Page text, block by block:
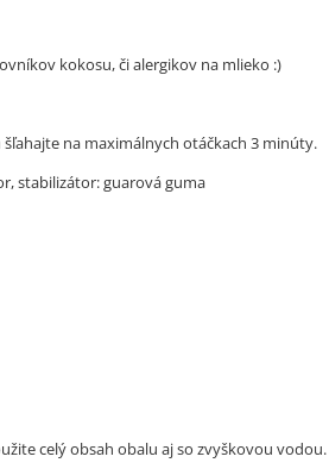
kokosu, či alergikov na mlieko :)
na maximálnych otáčkach 3 minúty.
stabilizátor: guarová guma
celý obsah obalu aj so zvyškovou vodou.